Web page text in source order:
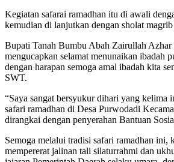
Kegiatan safarai ramadhan itu di awali
kemudian di lanjutkan dengan sholat magrib
Bupati Tanah Bumbu Abah Zairullah Azhar
mengucapkan selamat menunaikan ibadah
dengan harapan semoga amal ibadah kita
SWT.
“Saya sangat bersyukur dihari yang kelima
safari ramadhan di Desa Purwodadi
dirangkai dengan penyerahan Bantuan
Semoga melalui tradisi safari ramadhan ini,
mempererat jalinan tali silaturrahmi dan